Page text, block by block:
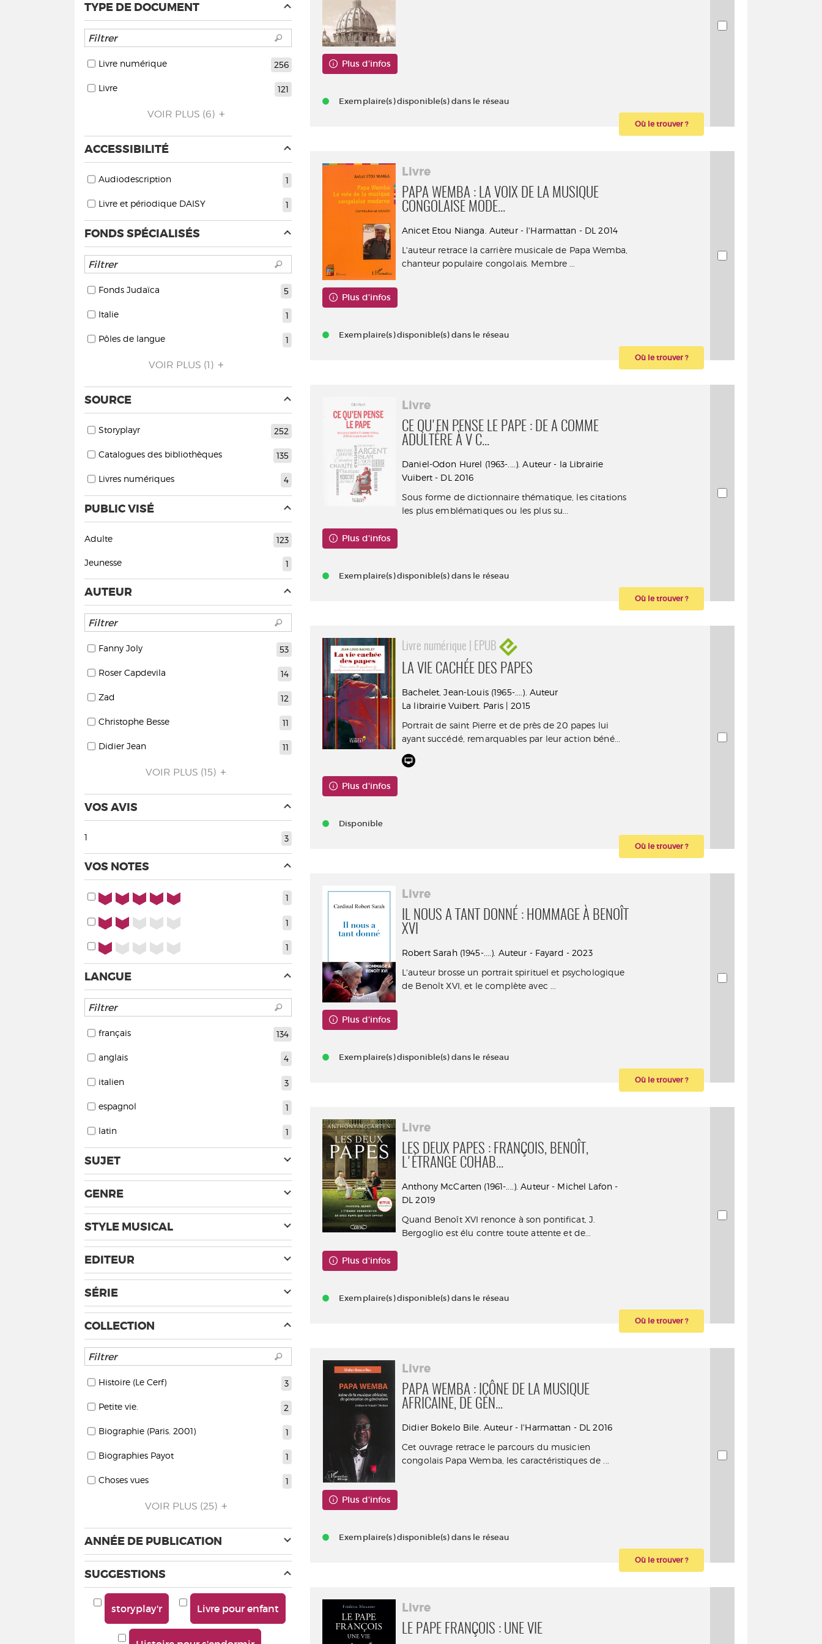
Plus d'infos
Exemplaire(s) disponible(s) dans le réseau
Où le trouver ?
Livre
PAPA WEMBA : LA VOIX DE LA MUSIQUE
CONGOLAISE MODE...
Anicet Etou Nianga. Auteur - l'Harmattan - DL 2014
L'auteur retrace la carrière musicale de Papa Wemba,
chanteur populaire congolais. Membre ...
Plus d'infos
Exemplaire(s) disponible(s) dans le réseau
Où le trouver ?
Livre
CE QU'EN PENSE LE PAPE : DE A COMME
ADULTÈRE À V C...
Daniel-Odon Hurel (1963-....). Auteur - la Librairie
Vuibert - DL 2016
Sous forme de dictionnaire thématique, les citations
les plus emblématiques ou les plus su...
Plus d'infos
Exemplaire(s) disponible(s) dans le réseau
Où le trouver ?
Livre numérique | EPUB
LA VIE CACHÉE DES PAPES
Bachelet, Jean-Louis (1965-....). Auteur
La librairie Vuibert. Paris | 2015
Portrait de saint Pierre et de près de 20 papes lui
ayant succédé, remarquables par leur action béné...
Plus d'infos
Disponible
Où le trouver ?
Livre
IL NOUS A TANT DONNÉ : HOMMAGE À BENOÎT
XVI
Robert Sarah (1945-....). Auteur - Fayard - 2023
L'auteur brosse un portrait spirituel et psychologique
de Benoît XVI, et le complète avec ...
Plus d'infos
Exemplaire(s) disponible(s) dans le réseau
Où le trouver ?
Livre
LES DEUX PAPES : FRANÇOIS, BENOÎT,
L'ÉTRANGE COHAB...
Anthony McCarten (1961-....). Auteur - Michel Lafon -
DL 2019
Quand Benoît XVI renonce à son pontificat, J.
Bergoglio est élu contre toute attente et de...
Plus d'infos
Exemplaire(s) disponible(s) dans le réseau
Où le trouver ?
Livre
PAPA WEMBA : ICÔNE DE LA MUSIQUE
AFRICAINE, DE GÉN...
Didier Bokelo Bile. Auteur - l'Harmattan - DL 2016
Cet ouvrage retrace le parcours du musicien
congolais Papa Wemba, les caractéristiques de ...
Plus d'infos
Exemplaire(s) disponible(s) dans le réseau
Où le trouver ?
Livre
LE PAPE FRANÇOIS : UNE VIE
TYPE DE DOCUMENT
256
Livre numérique
121
Livre
VOIR PLUS (6)
ACCESSIBILITÉ
1
Audiodescription
1
Livre et périodique DAISY
FONDS SPÉCIALISÉS
5
Fonds Judaïca
1
Italie
1
Pôles de langue
VOIR PLUS (1)
SOURCE
252
Storyplayr
135
Catalogues des bibliothèques
4
Livres numériques
PUBLIC VISÉ
123
Adulte
1
Jeunesse
AUTEUR
53
Fanny Joly
14
Roser Capdevila
12
Zad
11
Christophe Besse
11
Didier Jean
VOIR PLUS (15)
VOS AVIS
3
1
VOS NOTES
1
5/5
1
2/5
1
1/5
LANGUE
134
français
4
anglais
3
italien
1
espagnol
1
latin
SUJET
GENRE
STYLE MUSICAL
EDITEUR
SÉRIE
COLLECTION
3
Histoire (Le Cerf)
2
Petite vie.
1
Biographie (Paris. 2001)
1
Biographies Payot
1
Choses vues
VOIR PLUS (25)
ANNÉE DE PUBLICATION
SUGGESTIONS
storyplay'r Livre pour enfant